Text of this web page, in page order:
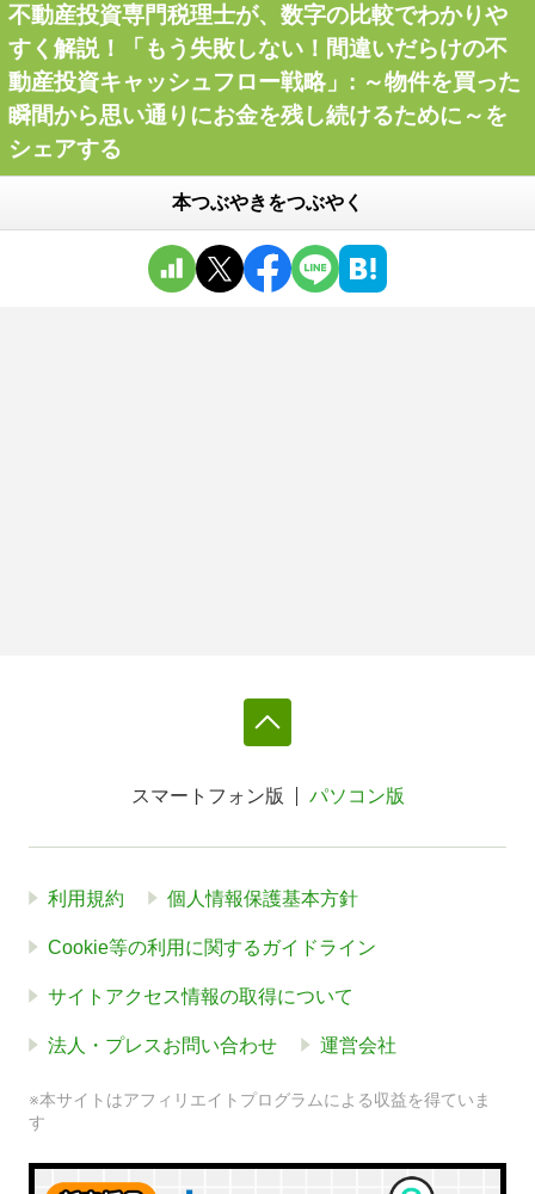
不動産投資専門税理士が、数字の比較でわかりや
すく解説！「もう失敗しない！間違いだらけの不
動産投資キャッシュフロー戦略」: ～物件を買った
瞬間から思い通りにお金を残し続けるために～を
シェアする
本つぶやきをつぶやく
スマートフォン版 パソコン版
利用規約 個人情報保護基本方針
Cookie等の利用に関するガイドライン
サイトアクセス情報の取得について
法人・プレスお問い合わせ 運営会社
※本サイトはアフィリエイトプログラムによる収益を得ていま
す